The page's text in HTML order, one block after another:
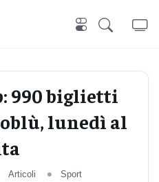
990 biglietti
lunedì al
Articoli
Sport